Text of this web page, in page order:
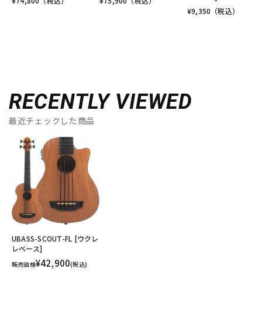
¥9,350 （税込）
RECENTLY VIEWED
最近チェックした商品
UBASS-SCOUT-FL [ウクレ
レベース]
販売価格¥42,900(税込)